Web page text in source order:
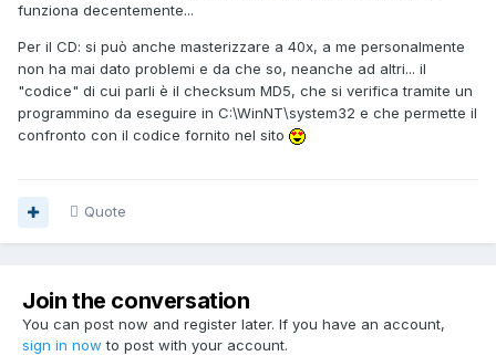
funziona decentemente...
Per il CD: si può anche masterizzare a 40x, a me personalmente
non ha mai dato problemi e da che so, neanche ad altri... il
"codice" di cui parli è il checksum MD5, che si verifica tramite un
programmino da eseguire in C:\WinNT\system32 e che permette il
confronto con il codice fornito nel sito
Quote
Join the conversation
You can post now and register later. If you have an account,
sign in now to post with your account.